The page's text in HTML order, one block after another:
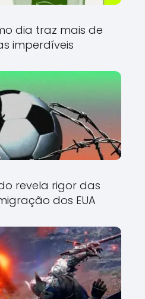
dia traz mais de
imperdíveis
revela rigor das
dos EUA